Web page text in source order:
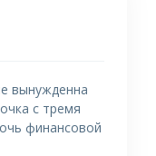
вынужденна
с тремя
финансовой